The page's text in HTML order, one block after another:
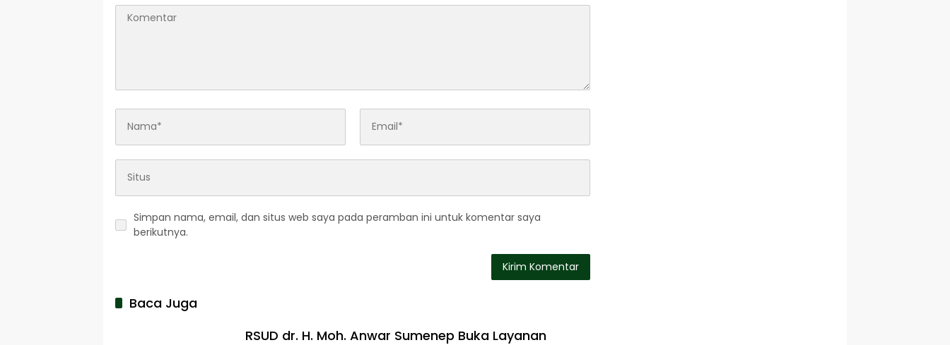
Simpan nama, email, dan situs web saya pada peramban ini untuk komentar saya
berikutnya.
Baca Juga
RSUD dr. H. Moh. Anwar Sumenep Buka Layanan